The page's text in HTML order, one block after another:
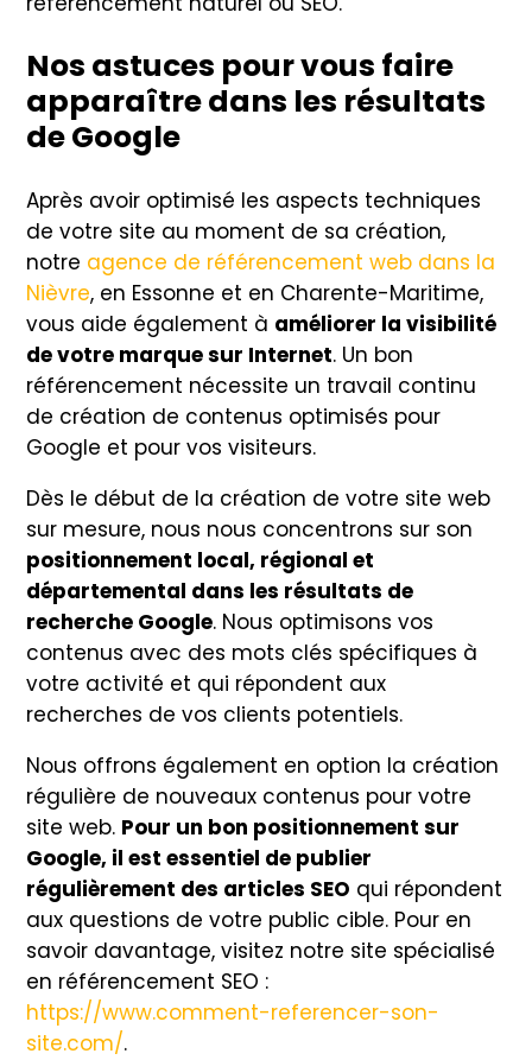
Nos astuces pour vous faire
apparaître dans les résultats
de Google
Après avoir optimisé les aspects techniques
de votre site au moment de sa création,
notre agence de référencement web dans la
Nièvre, en Essonne et en Charente-Maritime,
vous aide également à améliorer la visibilité
de votre marque sur Internet. Un bon
référencement nécessite un travail continu
de création de contenus optimisés pour
Google et pour vos visiteurs.
Dès le début de la création de votre site web
sur mesure, nous nous concentrons sur son
positionnement local, régional et
départemental dans les résultats de
recherche Google. Nous optimisons vos
contenus avec des mots clés spécifiques à
votre activité et qui répondent aux
recherches de vos clients potentiels.
Nous offrons également en option la création
régulière de nouveaux contenus pour votre
site web. Pour un bon positionnement sur
Google, il est essentiel de publier
régulièrement des articles SEO qui répondent
aux questions de votre public cible. Pour en
savoir davantage, visitez notre site spécialisé
en référencement SEO :
https://www.comment-referencer-son-
site.com/.